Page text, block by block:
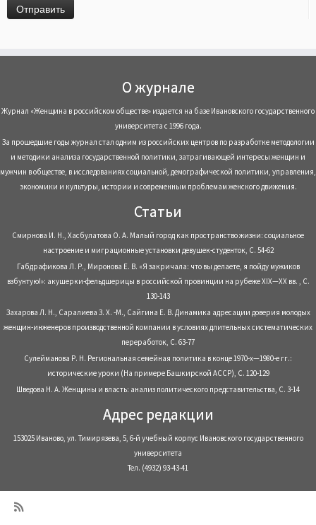
О журнале
Журнал «Женщина в российском обществе» издается на базе Ивановского государственного
университета с 1996 года.
За прошедшие годы журнал стал одним из российских центров по разработке методологии
и методики анализа государственной политики, затрагивающей интересы женщин и
мужчин в обществе, в исследованиях социальной, демографической политики, управления,
экономики и культуры, истории и современным проблемам женского движения.
Статьи
Смирнова И. Н., Хасбулатова О. А. Малый город как пространство жизни: социальное
настроение и миграционные установки девушек-студенток, С. 54-62
Габдрафикова Л. Р., Миронова Е. В. «Я закричала: что вы делаете, я пойду мужиков
взбунтую!»: акушерки-фельдшерицы в российской провинции на рубеже XIX—XX вв. , С.
130-143
Захарова Л. Н., Саралиева З. Х. -М., Сайгина Е. В. Динамика адресации доверия молодых
женщин-инженеров производственной компании в условиях длительных систематических
переработок, С. 63-77
Сулейманова Р. Н. Региональная семейная политика в конце 1970-х—1980-е гг.:
исторические уроки (На примере Башкирской АССР), С. 120-129
Шведова Н. А. Женщины и власть: анализ политического представительства, С. 3-14
Адрес редакции
153025 Иваново, ул. Тимирязева, 5, 6-й учебный корпус Ивановского государственного
университета
Тел. (4932) 93-43-41